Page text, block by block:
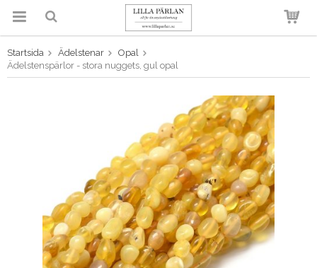
Produkten har blivit tillagd i
varukorgen
Startsida Ädelstenar
Opal
Ädelstenspärlor - stora nuggets, gul opal